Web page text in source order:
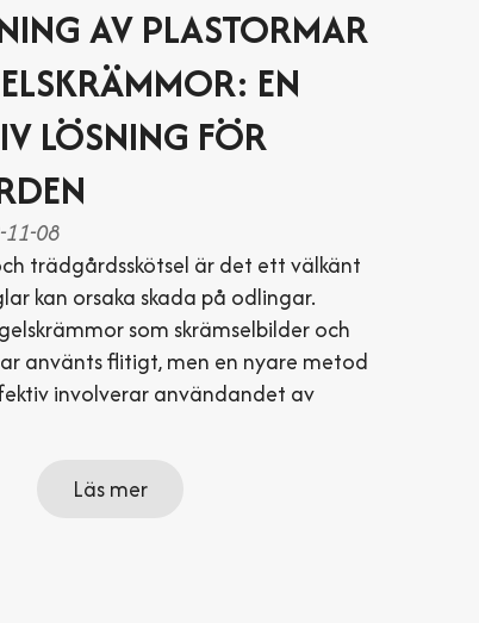
AV PLASTORMAR
EN
LÖSNING FÖR
08
trädgårdsskötsel är det ett välkänt
kan orsaka skada på odlingar.
som skrämselbilder och
använts flitigt, men en nyare metod
involverar användandet av
Läs mer